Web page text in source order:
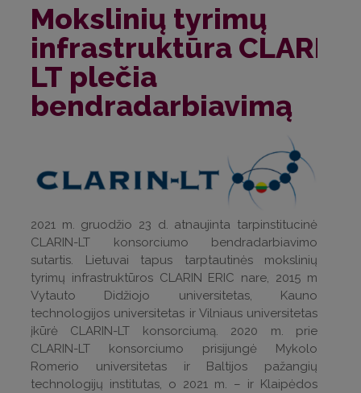
Mokslinių tyrimų
infrastruktūra CLARIN-
LT plečia
bendradarbiavimą
2021 m. gruodžio 23 d. atnaujinta tarpinstitucinė
CLARIN-LT konsorciumo bendradarbiavimo
sutartis. Lietuvai tapus tarptautinės mokslinių
tyrimų infrastruktūros CLARIN ERIC nare, 2015 m
Vytauto Didžiojo universitetas, Kauno
technologijos universitetas ir Vilniaus universitetas
įkūrė CLARIN-LT konsorciumą. 2020 m. prie
CLARIN-LT konsorciumo prisijungė Mykolo
Romerio universitetas ir Baltijos pažangių
technologijų institutas, o 2021 m. – ir Klaipėdos